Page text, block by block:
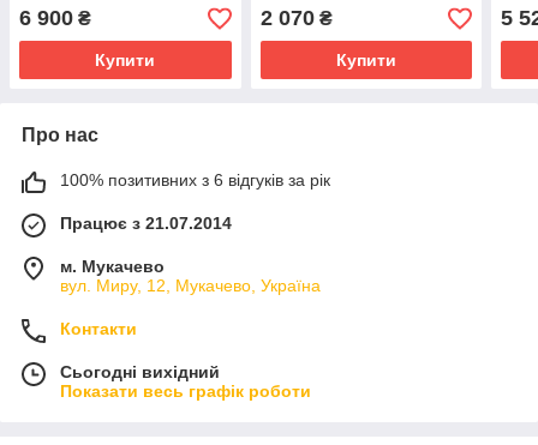
6 900 ₴
Купити
2 070₴
Купити
5
Про нас
100% позитивних з 6 відгуків за рік
Працює з 21.07.2014
м. Мукачево
вул. Миру, 12, Мукачево, Україна
Контакти
Сьогодні вихідний
Показати весь графік роботи